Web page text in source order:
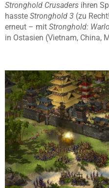
Stronghold Crusaders ihren
hasste Stronghold 3 (zu
erneut – mit Stronghold:
in Ostasien (Vietnam, China,